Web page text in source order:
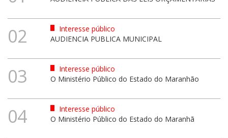
02
Interesse público
AUDIENCIA PUBLICA MUNICIPAL
03
Interesse público
O Ministério Público do Estado do Maranhão
04
Interesse público
O Ministério Público do Estado do Maranhã